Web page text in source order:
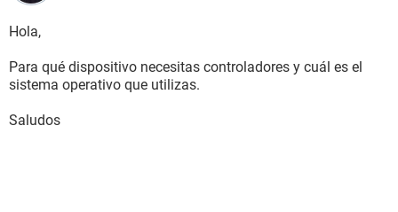
Hola,
Para qué dispositivo necesitas controladores y cuál es el
sistema operativo que utilizas.
Saludos